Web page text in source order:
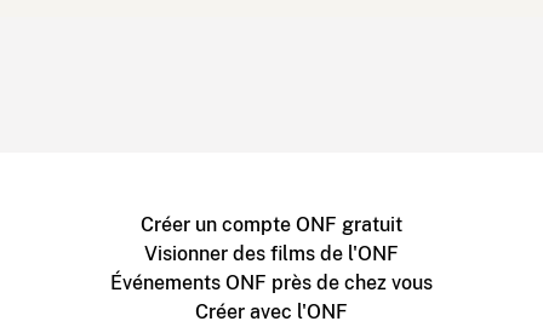
Créer un compte ONF gratuit
Visionner des films de l'ONF
Événements ONF près de chez vous
Créer avec l'ONF